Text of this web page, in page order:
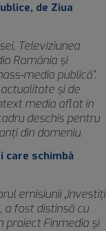
de Ziua
Televiziunea
România și
media publică”.
și de
media aflat în
deschis pentru
din domeniu.
care schimbă
emisiunii „Investiţi
a fost distinsă cu
proiect Finmedia şi